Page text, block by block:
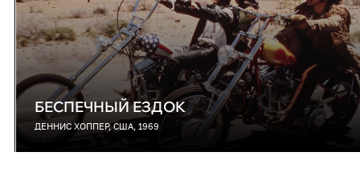
БЕСПЕЧНЫЙ ЕЗДОК
ДЕННИС ХОППЕР, США, 1969